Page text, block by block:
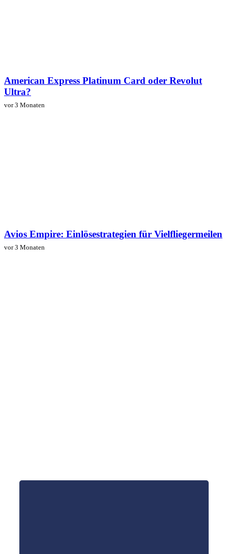
American Express Platinum Card oder Revolut
Ultra?
vor 3 Monaten
Avios Empire: Einlösestrategien für Vielfliegermeilen
vor 3 Monaten